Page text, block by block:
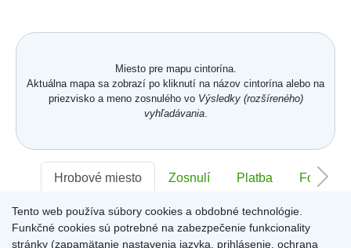
Rozšírené vyhľadávanie zosnulých aj podľa dátumu
buď na cintorínoch konkrétnej obce/mesta, alebo na
všetkých cintorínoch obcí/miest umiestnených na portáli,
Zobrazenie zoznamov zosnulých na vyhľadaných
symbolických cintorínoch a/alebo pamätníkoch s
Prehľadné usporiadanie databázových záznamov cintorína
Karte hrobového miesta
Karta
hrobového miestaje členená na jednotlivé záložky -
Kronika,
ZáložkaHrobové miesto obsahuje položky: číslo hrobového
miesta, dĺžka, šírka, plocha a hĺbka hrobového miesta,
Miesto pre mapu cintorína.
Aktuálna mapa sa zobrazí po kliknutí na názov cintorína alebo na
priezvisko a meno zosnulého vo Výsledky (rozšíreného)
vyhľadávania.
Hrobové miesto Zosnulí Platba Foto
Sektor:- Rad:- Číslo:-
Tento web používa súbory cookies a obdobné technológie.
Funkčné cookies sú potrebné na zabezpečenie funkcionality
stránky (zapamätanie nastavenia jazyka, prihlásenie, ochrana